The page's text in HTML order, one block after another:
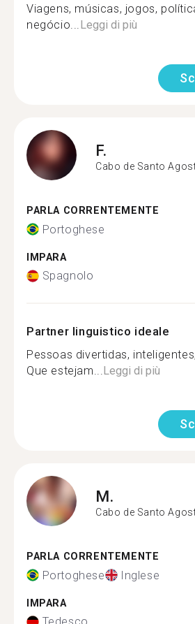
Viagens, músicas, jogos,
negócio...Leggi di più
F.
Cabo de Santo
PARLA CORRENTEMENTE
Portoghese
IMPARA
Spagnolo
Partner linguistico ideale
Pessoas divertidas,
Que estejam...Leggi di più
M.
Cabo de Santo
PARLA CORRENTEMENTE
Portoghese Inglese
IMPARA